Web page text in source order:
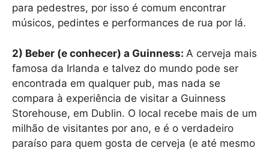
para pedestres, por isso é comum encontrar
músicos, pedintes e performances de rua por lá.
2) Beber (e conhecer) a Guinness: A cerveja mais
famosa da Irlanda e talvez do mundo pode ser
encontrada em qualquer pub, mas nada se
compara à experiência de visitar a Guinness
Storehouse, em Dublin. O local recebe mais de um
milhão de visitantes por ano, e é o verdadeiro
paraíso para quem gosta de cerveja (e até mesmo